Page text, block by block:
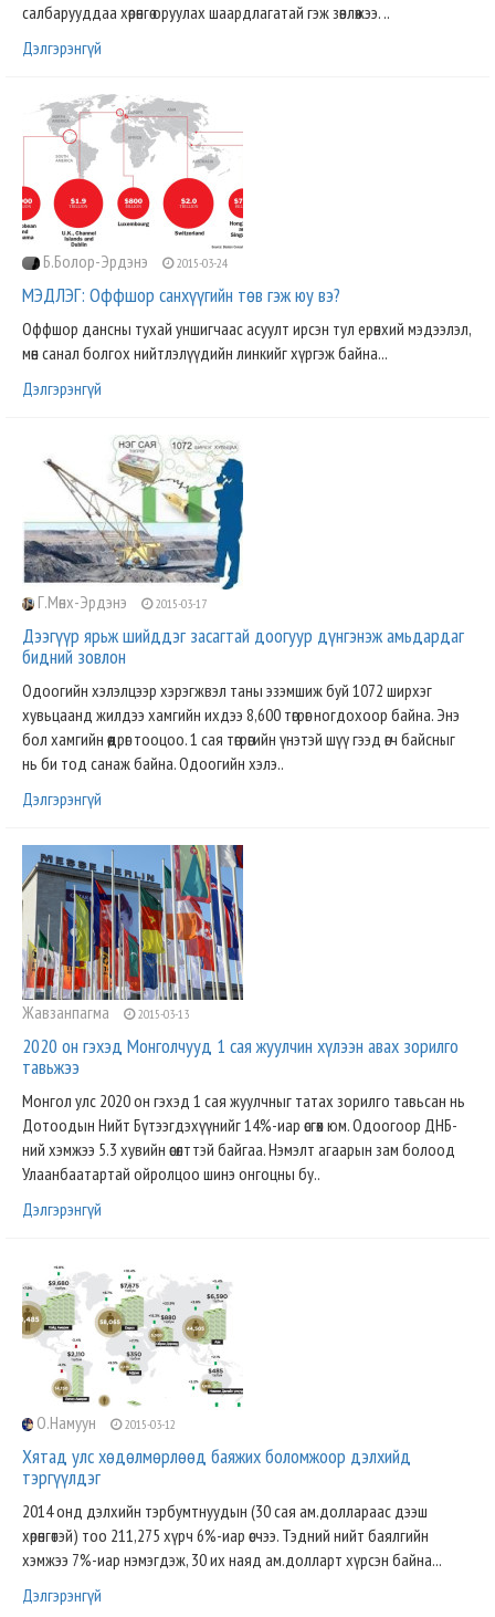
салбарууддаа хөрөнгө оруулах шаардлагатай гэж зөвлөжээ. ..
Дэлгэрэнгүй
Б.Болор-Эрдэнэ 2015-03-24
МЭДЛЭГ: Оффшор санхүүгийн төв гэж юу вэ?
Оффшор дансны тухай уншигчаас асуулт ирсэн тул ерөнхий мэдээлэл,
мөн санал болгох нийтлэлүүдийн линкийг хүргэж байна...
Дэлгэрэнгүй
Г.Мөнх-Эрдэнэ 2015-03-17
Дээгүүр ярьж шийддэг засагтай доогуур дүнгэнэж амьдардаг
бидний зовлон
Одоогийн хэлэлцээр хэрэгжвэл таны эзэмшиж буй 1072 ширхэг
хувьцаанд жилдээ хамгийн ихдээ 8,600 төгрөг ногдохоор байна. Энэ
бол хамгийн өөдрөг тооцоо. 1 сая төгрөгийн үнэтэй шүү гээд өгч байсныг
нь би тод санаж байна. Одоогийн хэлэ..
Дэлгэрэнгүй
Жавзанпагма 2015-03-13
2020 он гэхэд Монголчууд 1 сая жуулчин хүлээн авах зорилго
тавьжээ
Монгол улс 2020 он гэхэд 1 сая жуулчныг татах зорилго тавьсан нь
Дотоодын Нийт Бүтээгдэхүүнийг 14%-иар өсгөх юм. Одоогоор ДНБ-
ний хэмжээ 5.3 хувийн өсөлттэй байгаа. Нэмэлт агаарын зам болоод
Улаанбаатартай ойролцоо шинэ онгоцны бу..
Дэлгэрэнгүй
О.Намуун 2015-03-12
Хятад улс хөдөлмөрлөөд баяжих боломжоор дэлхийд
тэргүүлдэг
2014 онд дэлхийн тэрбумтнуудын (30 сая ам.доллараас дээш
хөрөнгөтэй) тоо 211,275 хүрч 6%-иар өсчээ. Тэдний нийт баялгийн
хэмжээ 7%-иар нэмэгдэж, 30 их наяд ам.долларт хүрсэн байна...
Дэлгэрэнгүй